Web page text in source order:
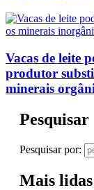
Vacas de leite
produtor
minerais
Pesquisar
Pesquisar por:
Mais lidas